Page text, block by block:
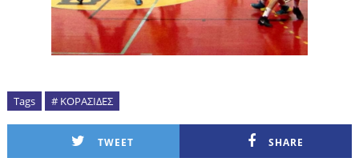
Tags # ΚΟΡΑΣΙΔΕΣ
TWEET SHARE